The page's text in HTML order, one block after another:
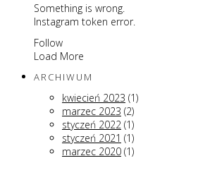
Something is wrong.
Instagram token error.
Follow
Load More
ARCHIWUM
kwiecień 2023 (1)
marzec 2023 (2)
styczeń 2022 (1)
styczeń 2021 (1)
marzec 2020 (1)